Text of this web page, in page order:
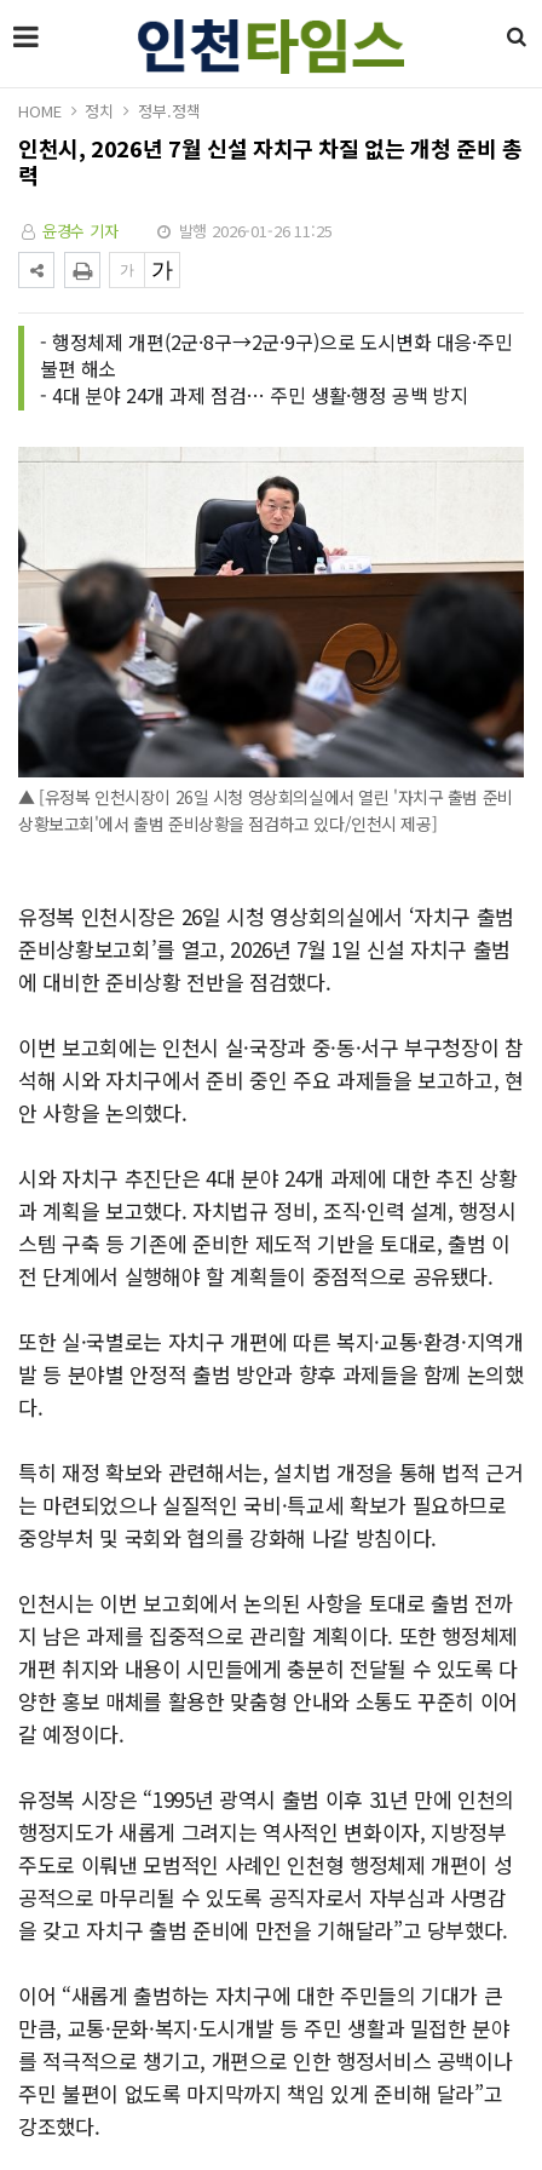
HOME 정치 정부.정책
인천시, 2026년 7월 신설 자치구 차질 없는 개청 준비 총
력
윤경수 기자 발행 2026-01-26 11:25
- 행정체제 개편(2군·8구→2군·9구)으로 도시변화 대응·주민
불편 해소
- 4대 분야 24개 과제 점검… 주민 생활·행정 공백 방지
▲ [유정복 인천시장이 26일 시청 영상회의실에서 열린 '자치구 출범 준비
상황보고회'에서 출범 준비상황을 점검하고 있다/인천시 제공]
유정복 인천시장은 26일 시청 영상회의실에서 ‘자치구 출범
준비상황보고회’를 열고, 2026년 7월 1일 신설 자치구 출범
에 대비한 준비상황 전반을 점검했다.
이번 보고회에는 인천시 실·국장과 중·동·서구 부구청장이 참
석해 시와 자치구에서 준비 중인 주요 과제들을 보고하고, 현
안 사항을 논의했다.
시와 자치구 추진단은 4대 분야 24개 과제에 대한 추진 상황
과 계획을 보고했다. 자치법규 정비, 조직·인력 설계, 행정시
스템 구축 등 기존에 준비한 제도적 기반을 토대로, 출범 이
전 단계에서 실행해야 할 계획들이 중점적으로 공유됐다.
또한 실·국별로는 자치구 개편에 따른 복지·교통·환경·지역개
발 등 분야별 안정적 출범 방안과 향후 과제들을 함께 논의했
다.
특히 재정 확보와 관련해서는, 설치법 개정을 통해 법적 근거
는 마련되었으나 실질적인 국비·특교세 확보가 필요하므로
중앙부처 및 국회와 협의를 강화해 나갈 방침이다.
인천시는 이번 보고회에서 논의된 사항을 토대로 출범 전까
지 남은 과제를 집중적으로 관리할 계획이다. 또한 행정체제
개편 취지와 내용이 시민들에게 충분히 전달될 수 있도록 다
양한 홍보 매체를 활용한 맞춤형 안내와 소통도 꾸준히 이어
갈 예정이다.
유정복 시장은 “1995년 광역시 출범 이후 31년 만에 인천의
행정지도가 새롭게 그려지는 역사적인 변화이자, 지방정부
주도로 이뤄낸 모범적인 사례인 인천형 행정체제 개편이 성
공적으로 마무리될 수 있도록 공직자로서 자부심과 사명감
을 갖고 자치구 출범 준비에 만전을 기해달라”고 당부했다.
이어 “새롭게 출범하는 자치구에 대한 주민들의 기대가 큰
만큼, 교통·문화·복지·도시개발 등 주민 생활과 밀접한 분야
를 적극적으로 챙기고, 개편으로 인한 행정서비스 공백이나
주민 불편이 없도록 마지막까지 책임 있게 준비해 달라”고
강조했다.